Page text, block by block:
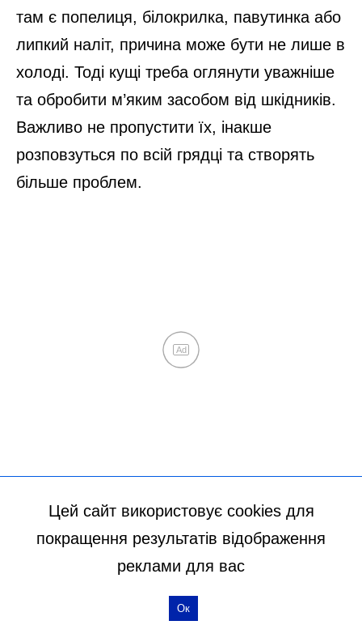
Цей сайт використовує cookies для
покращення результатів відображення
реклами для вас
Ок